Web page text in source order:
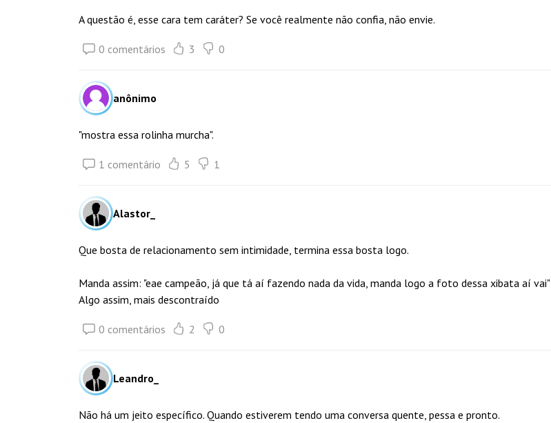
A questão é, esse cara tem caráter? Se você realmente não confia, não envie.
0 comentários 3 0
anônimo
"mostra essa rolinha murcha".
1 comentário 5 1
Alastor_
Que bosta de relacionamento sem intimidade, termina essa bosta logo.
Manda assim: "eae campeão, já que tá aí fazendo nada da vida, manda logo a foto dessa xibata aí vai"
Algo assim, mais descontraído
0 comentários 2 0
Leandro_
Não há um jeito específico. Quando estiverem tendo uma conversa quente, pessa e pronto.